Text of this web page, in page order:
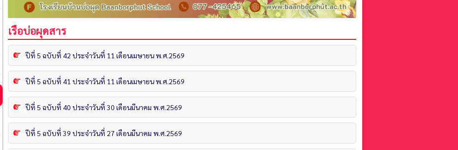
เรือบ่อผุดสาร
ปีที่ 5 ฉบับที่ 42 ประจำวันที่ 11 เดือนเมษายน พ.ศ.2569
ปีที่ 5 ฉบับที่ 41 ประจำวันที่ 11 เดือนเมษายน พ.ศ.2569
ปีที่ 5 ฉบับที่ 40 ประจำวันที่ 30 เดือนมีนาคม พ.ศ.2569
ปีที่ 5 ฉบับที่ 39 ประจำวันที่ 27 เดือนมีนาคม พ.ศ.2569